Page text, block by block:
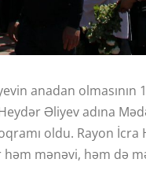
anadan
Əliyev adına
oldu. Rayon
mənəvi, həm də